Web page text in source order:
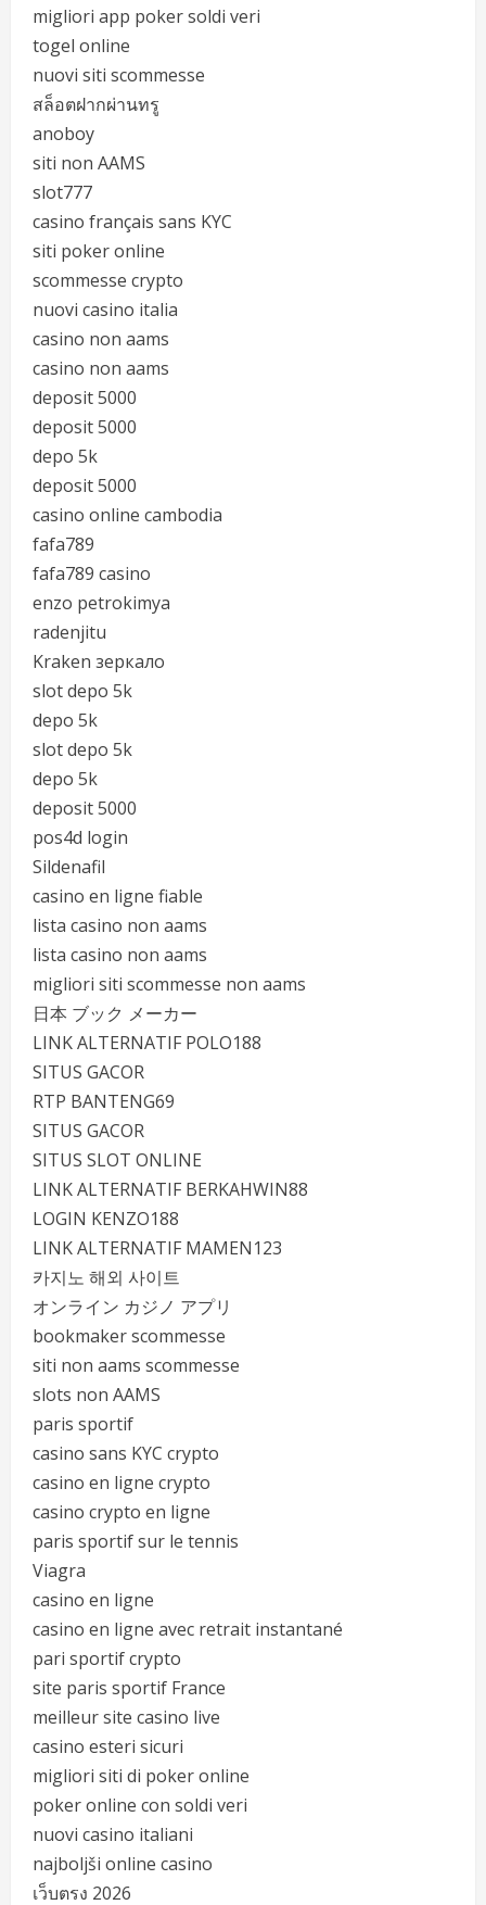
migliori app poker soldi veri
togel online
nuovi siti scommesse
สล็อตฝากผ่านทรู
anoboy
siti non AAMS
slot777
casino français sans KYC
siti poker online
scommesse crypto
nuovi casino italia
casino non aams
casino non aams
deposit 5000
deposit 5000
depo 5k
deposit 5000
casino online cambodia
fafa789
fafa789 casino
enzo petrokimya
radenjitu
Kraken зеркало
slot depo 5k
depo 5k
slot depo 5k
depo 5k
deposit 5000
pos4d login
Sildenafil
casino en ligne fiable
lista casino non aams
lista casino non aams
migliori siti scommesse non aams
日本 ブック メーカー
LINK ALTERNATIF POLO188
SITUS GACOR
RTP BANTENG69
SITUS GACOR
SITUS SLOT ONLINE
LINK ALTERNATIF BERKAHWIN88
LOGIN KENZO188
LINK ALTERNATIF MAMEN123
카지노 해외 사이트
オンライン カジノ アプリ
bookmaker scommesse
siti non aams scommesse
slots non AAMS
paris sportif
casino sans KYC crypto
casino en ligne crypto
casino crypto en ligne
paris sportif sur le tennis
Viagra
casino en ligne
casino en ligne avec retrait instantané
pari sportif crypto
site paris sportif France
meilleur site casino live
casino esteri sicuri
migliori siti di poker online
poker online con soldi veri
nuovi casino italiani
najboljši online casino
เว็บตรง 2026